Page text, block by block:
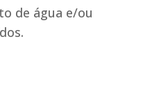
de água e/ou